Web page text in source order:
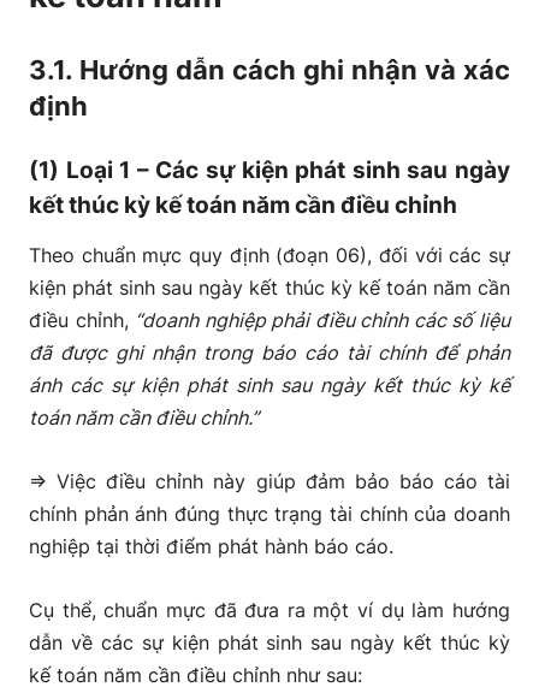
3.1. Hướng dẫn cách ghi nhận và xác
định
(1) Loại 1 – Các sự kiện phát sinh sau ngày
kết thúc kỳ kế toán năm cần điều chỉnh
Theo chuẩn mực quy định (đoạn 06), đối với các sự
kiện phát sinh sau ngày kết thúc kỳ kế toán năm cần
điều chỉnh, “doanh nghiệp phải điều chỉnh các số liệu
đã được ghi nhận trong báo cáo tài chính để phản
ánh các sự kiện phát sinh sau ngày kết thúc kỳ kế
toán năm cần điều chỉnh.”
=> Việc điều chỉnh này giúp đảm bảo báo cáo tài
chính phản ánh đúng thực trạng tài chính của doanh
nghiệp tại thời điểm phát hành báo cáo.
Cụ thể, chuẩn mực đã đưa ra một ví dụ làm hướng
dẫn về các sự kiện phát sinh sau ngày kết thúc kỳ
kế toán năm cần điều chỉnh như sau: